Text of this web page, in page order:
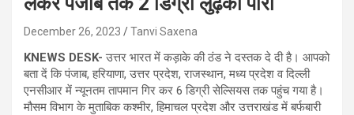
December 26, 2023 Tanvi Saxena
KNEWS DESK-उत्तर भारत में कड़ाके की ठंड ने दस्तक दे दी है। आपको
बता दें कि पंजाब, हरियाणा, उत्तर प्रदेश, राजस्थान, मध्य प्रदेश व दिल्ली
एनसीआर में न्यूनतम तापमान गिर कर 6 डिग्री सेल्सियस तक पहुंच गया है।
मौसम विभाग के मुताबिक कश्मीर, हिमाचल प्रदेश और उत्तराखंड में बर्फबारी